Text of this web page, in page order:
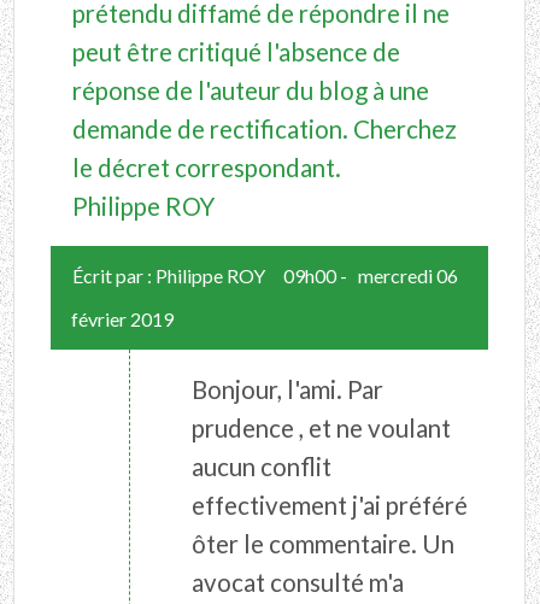
prétendu diffamé de répondre il ne
peut être critiqué l'absence de
réponse de l'auteur du blog à une
demande de rectification. Cherchez
le décret correspondant.
Philippe ROY
Écrit par : Philippe ROY 09h00- mercredi 06
février 2019
Bonjour, l'ami. Par
prudence , et ne voulant
aucun conflit
effectivement j'ai préféré
ôter le commentaire. Un
avocat consulté m'a